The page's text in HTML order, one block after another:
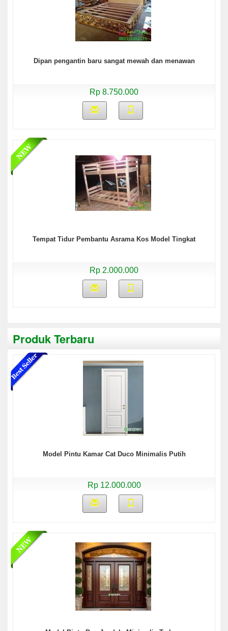
Dipan pengantin baru sangat mewah dan menawan
Rp 8.750.000
Tempat Tidur Pembantu Asrama Kos Model Tingkat
Rp 2.000.000
Produk Terbaru
Model Pintu Kamar Cat Duco Minimalis Putih
Rp 12.000.000